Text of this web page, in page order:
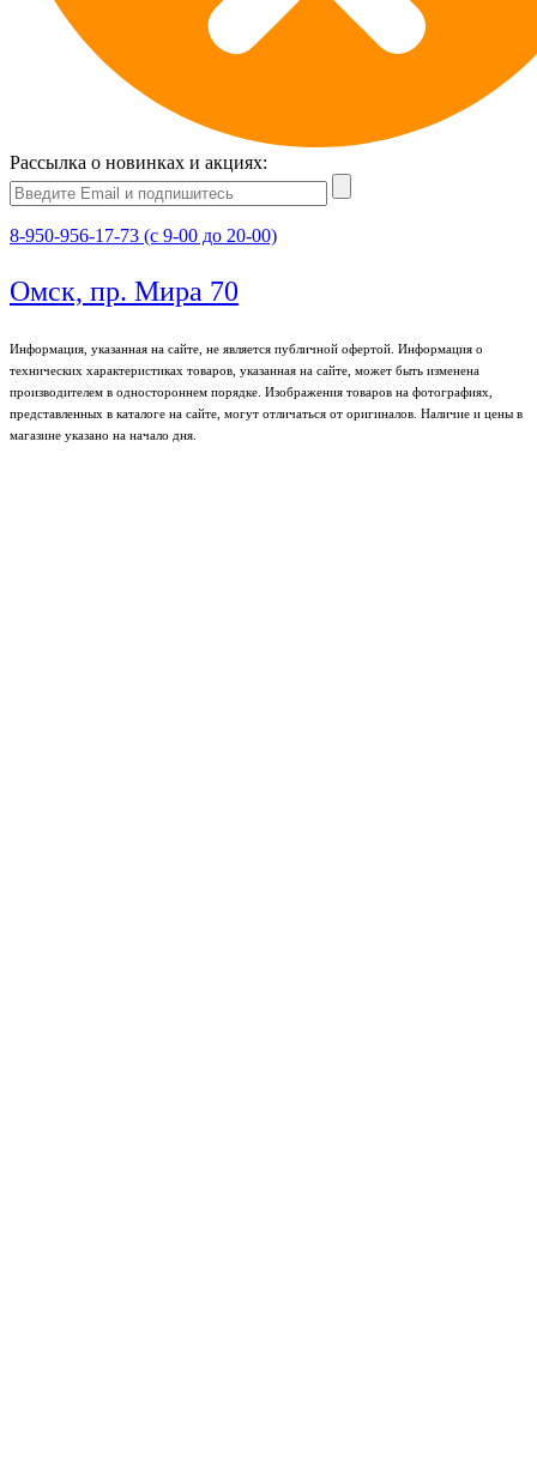
Рассылка о новинках и акциях:
8-950-956-17-73 (с 9-00 до 20-00)
Омск, пр. Мира 70
Информация, указанная на сайте, не является публичной офертой. Информация о
технических характеристиках товаров, указанная на сайте, может быть изменена
производителем в одностороннем порядке. Изображения товаров на фотографиях,
представленных в каталоге на сайте, могут отличаться от оригиналов. Наличие и цены в
магазине указано на начало дня.